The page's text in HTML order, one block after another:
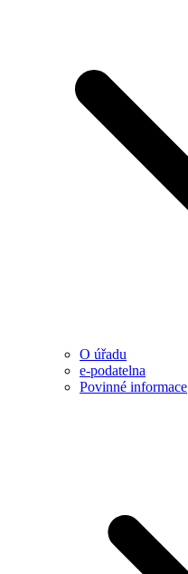
O úřadu
e-podatelna
Povinné informace